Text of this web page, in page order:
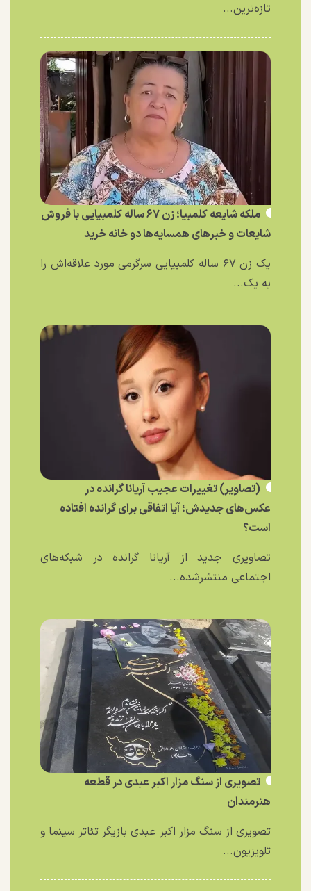
تازه‌ترین...
ملکه شایعه کلمبیا؛ زن ۶۷ ساله کلمبیایی با فروش
شایعات و خبر‌های همسایه‌ها دو خانه خرید
یک زن ۶۷ ساله کلمبیایی سرگرمی مورد علاقه‌اش را
به یک...
(تصاویر) تغییرات عجیب آریانا گرانده در
عکس‌های جدیدش؛ آیا اتفاقی برای گرانده افتاده
است؟
تصاویری جدید از آریانا گرانده در شبکه‌های
اجتماعی منتشرشده...
تصویری از سنگ مزار اکبر عبدی در قطعه
هنرمندان
تصویری از سنگ مزار اکبر عبدی بازیگر تئاتر سینما و
تلویزیون...